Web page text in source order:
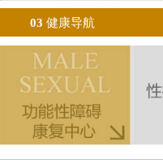
03 健康导航